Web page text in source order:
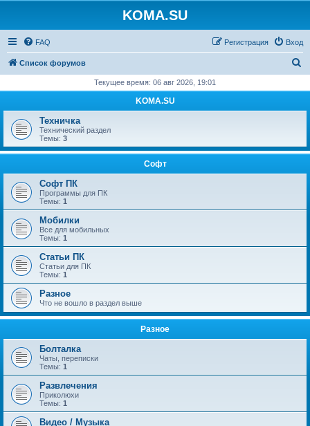
KOMA.SU
FAQ Вход
Регистрация
Список форумов
с
Текущее время: 06 авг 2026, 19:01
KOMA.SU
Техничка
Технический раздел
Темы: 3
Софт
Софт ПК
Программы для ПК
Темы: 1
Мобилки
Все для мобильных
Темы: 1
Статьи ПК
Статьи для ПК
Темы: 1
Разное
Что не вошло в раздел выше
Разное
Болталка
Чаты, переписки
Темы: 1
Развлечения
Приколюхи
Темы: 1
Видео / Музыка